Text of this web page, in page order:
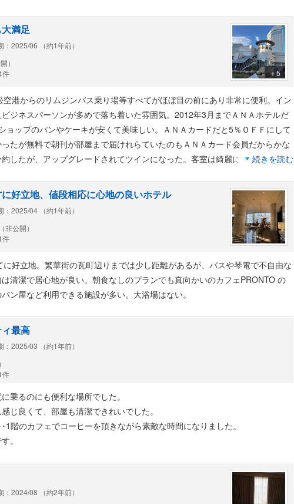
満足
：2025/06 （約1年前）
）
件
＋5
港からのリムジンバス乗り場等すべてがほぼ目の前にあり非常に便利。イン
ジネスパーソンが多めで落ち着いた雰囲気。2012年3月までＡＮＡホテルだ
ョップのパンやケーキが安くて美味しい。ＡＮＡカードだと5％ＯＦＦにして
たが無料で朝刊が部屋まで届けれらていたのもＡＮＡカード会員だからかな
したが、アップグレードされてツインになった。客室は綺麗に清掃されてお
ズナブルだし、今後高松はこのホテルにしようと思った。
続きを読む
好立地、値段相応に心地の良いホテル
：2025/04 （約1年前）
非公開）
件
好立地。繁華街の瓦町辺りまでは少し距離があるが、バスや琴電で不自由な
清潔で居心地が良い。朝食なしのプランでも真向かいのカフェPRONTO の
ン屋など利用できる施設が多い。大浴場はない。
最高
：2025/03 （約1年前）
件
乗るのにも便利な場所でした。
じ良くて、部屋も清潔できれいでした。
1階のカフェでコーヒーを頂きながら素敵な時間になりました。
。
：2024/08 （約2年前）